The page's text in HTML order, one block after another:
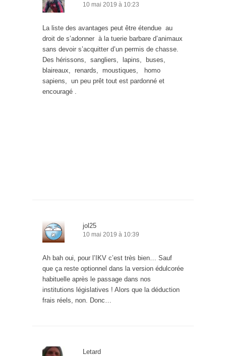
10 mai 2019 à 10:23
La liste des avantages peut être étendue au
droit de s’adonner à la tuerie barbare d’animaux
sans devoir s’acquitter d’un permis de chasse.
Des hérissons, sangliers, lapins, buses,
blaireaux, renards, moustiques, homo
sapiens, un peu prêt tout est pardonné et
encouragé .
jol25
10 mai 2019 à 10:39
Ah bah oui, pour l’IKV c’est très bien… Sauf
que ça reste optionnel dans la version édulcorée
habituelle après le passage dans nos
institutions législatives ! Alors que la déduction
frais réels, non. Donc…
Letard